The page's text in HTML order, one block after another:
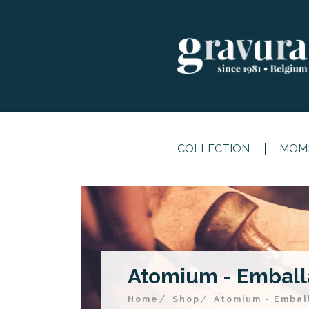
COLLECTION
Atomium -
Home Shop Atomium -